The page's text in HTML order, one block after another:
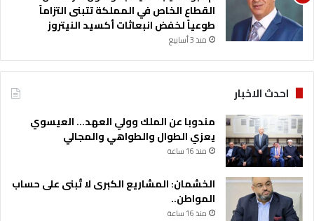
القطاع الخاص في المملكة تتبنى التزاماً
طوعياً لخفض انبعاثات أكسيد النيتروز
منذ 3 أسابيع
احدث الاخبار
مندوبا عن الملك وولي العهد… العيسوي
يعزي الطوال والطواهي والمجالي
منذ 16 ساعة
الخشمان: المشاريع الكبرى لا تُبنى على حساب
المواطن..
منذ 16 ساعة